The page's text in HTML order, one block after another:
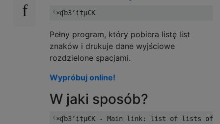
Pełny program, który pobiera listę list
znaków i drukuje dane wyjściowe
rozdzielone spacjami.
Wypróbuj online!
W jaki sposób?
⁽×ʠb3’ịṭµ€K - Main link: list of lists